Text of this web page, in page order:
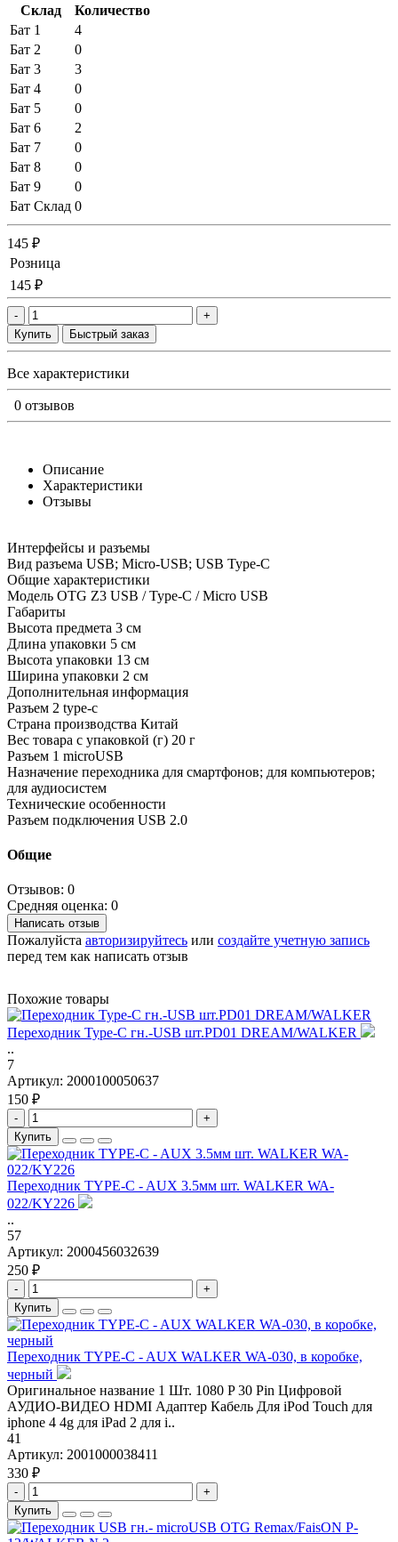
Склад
Количество
Бат 1
4
Бат 2
0
Бат 3
3
Бат 4
0
Бат 5
0
Бат 6
2
Бат 7
0
Бат 8
0
Бат 9
0
Бат Склад 0
145 ₽
Розница
145 ₽
-
+
Купить
Быстрый заказ
Все характеристики
0 отзывов
Описание
Характеристики
Отзывы
Интерфейсы и разъемы
Вид разъема USB; Micro-USB; USB Type-C
Общие характеристики
Модель OTG Z3 USB / Type-C / Micro USB
Габариты
Высота предмета 3 см
Длина упаковки 5 см
Высота упаковки 13 см
Ширина упаковки 2 см
Дополнительная информация
Разъем 2 type-c
Страна производства Китай
Вес товара с упаковкой (г) 20 г
Разъем 1 microUSB
Назначение переходника для смартфонов; для компьютеров;
для аудиосистем
Технические особенности
Разъем подключения USB 2.0
Общие
Отзывов: 0
Средняя оценка: 0
Написать отзыв
Пожалуйста авторизируйтесь или создайте учетную запись
перед тем как написать отзыв
Похожие товары
Переходник Type-C гн.-USB шт.PD01 DREAM/WALKER
..
7
Артикул: 2000100050637
150 ₽
-
+
Купить
Переходник TYPE-C - AUX 3.5мм шт. WALKER WA-
022/KY226
..
57
Артикул: 2000456032639
250 ₽
-
+
Купить
Переходник TYPE-C - AUX WALKER WA-030, в коробке,
черный
Оригинальное название 1 Шт. 1080 P 30 Pin Цифровой
АУДИО-ВИДЕО HDMI Адаптер Кабель Для iPod Touch для
iphone 4 4g для iPad 2 для i..
41
Артикул: 2001000038411
330 ₽
-
+
Купить